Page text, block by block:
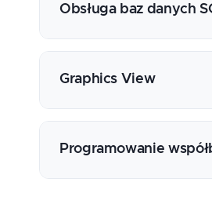
Klient i serwer UDP
Obsługa baz danych
Tworzenie zapytań
Graphics View
Pozycjonowanie
Programowanie